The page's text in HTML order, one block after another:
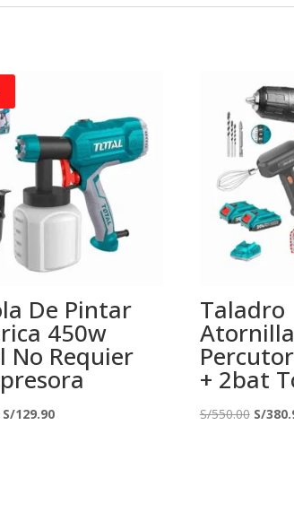
De Pintar
450w
No Requier
El
S/129.90El
Taladro
+ 2bat
S/550.00 El
S/